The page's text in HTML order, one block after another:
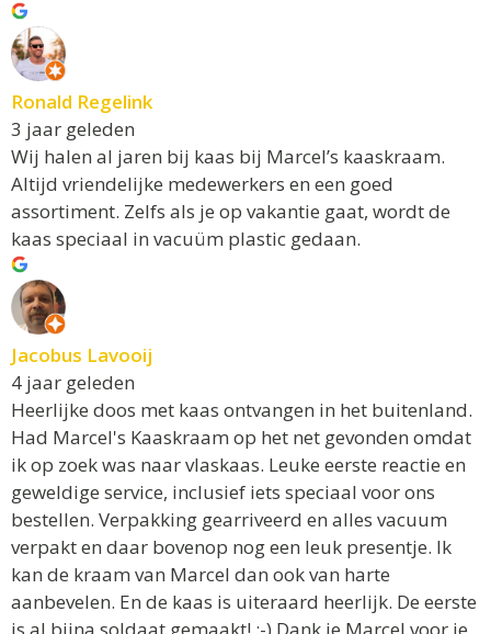
Ronald Regelink
3 jaar geleden
Wij halen al jaren bij kaas bij Marcel’s kaaskraam.
Altijd vriendelijke medewerkers en een goed
assortiment. Zelfs als je op vakantie gaat, wordt de
kaas speciaal in vacuüm plastic gedaan.
Jacobus Lavooij
4 jaar geleden
Heerlijke doos met kaas ontvangen in het buitenland.
Had Marcel's Kaaskraam op het net gevonden omdat
ik op zoek was naar vlaskaas. Leuke eerste reactie en
geweldige service, inclusief iets speciaal voor ons
bestellen. Verpakking gearriveerd en alles vacuum
verpakt en daar bovenop nog een leuk presentje. Ik
kan de kraam van Marcel dan ook van harte
aanbevelen. En de kaas is uiteraard heerlijk. De eerste